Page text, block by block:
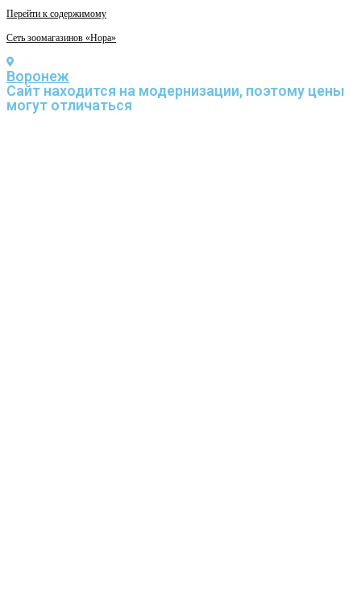
Перейти к содержимому
Сеть зоомагазинов «Нора»
Воронеж
Cайт находится на модернизации, поэтому цены
могут отличаться